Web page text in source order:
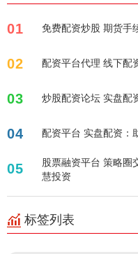
01 免费配资炒股 期货手
02 配资平台代理 线下配
03 炒股配资论坛 实盘配
04 配资平台 实盘配资：
05
股票融资平台 策略圈
慧投资
标签列表